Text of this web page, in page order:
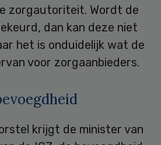
zorgautoriteit. Wordt de
dan kan deze niet
het is onduidelijk wat de
voor zorgaanbieders.
krijgt de minister van